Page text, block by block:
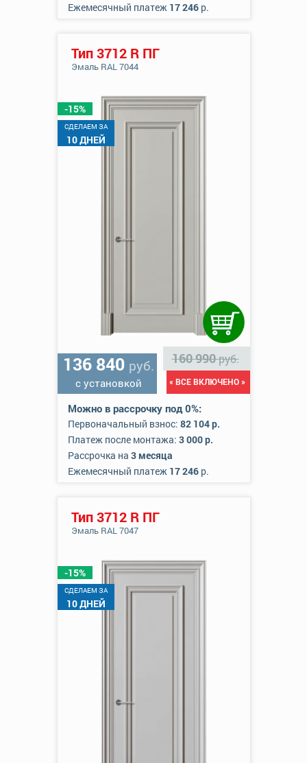
Ежемесячный платеж 17 246р.
-15%
CДЕЛАЕМ ЗА
10 ДНЕЙ
Тип 3712 R ПГ
Эмаль RAL 7044
136 840 руб.
с установкой
160 990руб.
« ВСЕ ВКЛЮЧЕНО »
Можно в рассрочку под 0%:
Первоначальный взнос: 82 104 р.
Платеж после монтажа: 3 000 р.
Рассрочка на 3 месяца
Ежемесячный платеж 17 246р.
-15%
CДЕЛАЕМ ЗА
10 ДНЕЙ
Тип 3712 R ПГ
Эмаль RAL 7047